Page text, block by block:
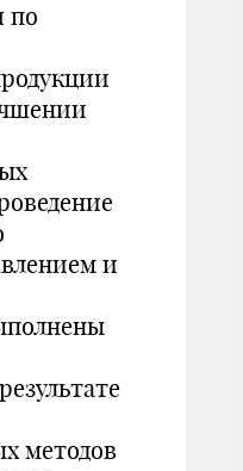
по
и
методов